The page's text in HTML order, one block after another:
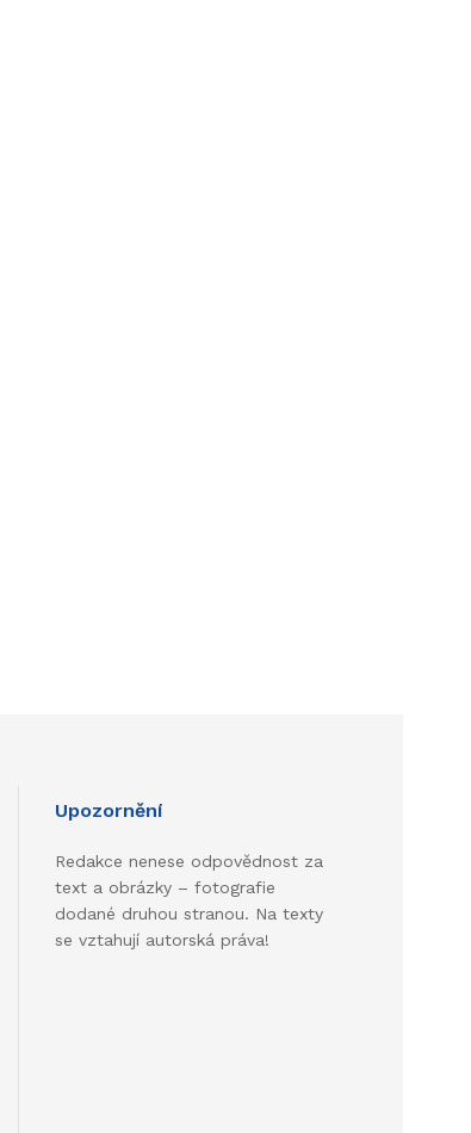
Upozornění
Redakce nenese odpovědnost za
text a obrázky – fotografie
dodané druhou stranou. Na texty
se vztahují autorská práva!